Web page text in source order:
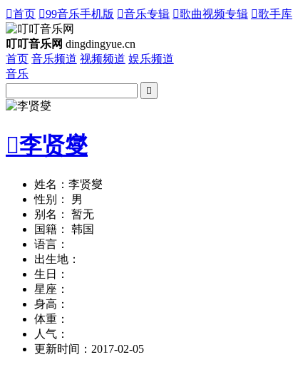
首页 99音乐手机版 音乐专辑 歌曲视频专辑 歌手库
叮叮音乐网 dingdingyue.cn
首页 音乐频道 视频频道 娱乐频道
音乐

李贤燮
姓名：李贤燮
性别： 男
别名： 暂无
国籍： 韩国
语言：
出生地：
生日：
星座：
身高：
体重：
人气：
更新时间：2017-02-05